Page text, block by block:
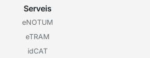
Serveis
eNOTUM
eTRAM
idCAT